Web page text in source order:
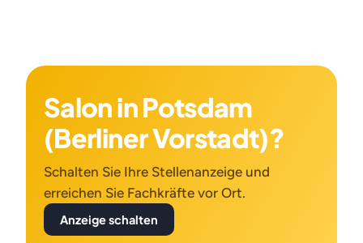
Salon in Potsdam
(Berliner Vorstadt)?
Schalten Sie Ihre Stellenanzeige und
erreichen Sie Fachkräfte vor Ort.
Anzeige schalten